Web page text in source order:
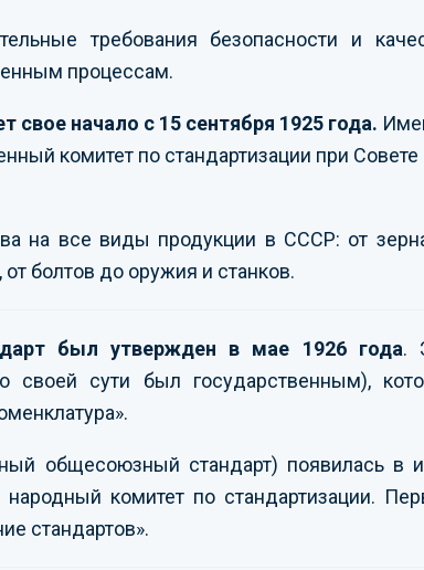
требования безопасности и
процессам.
свое начало с 15 сентября 1925 года.
комитет по стандартизации при Совете
на все виды продукции в СССР: от
болтов до оружия и станков.
был утвержден в мае 1926 года.
сути был государственным),
общесоюзный стандарт) появилась в
комитет по стандартизации.
стандартов».